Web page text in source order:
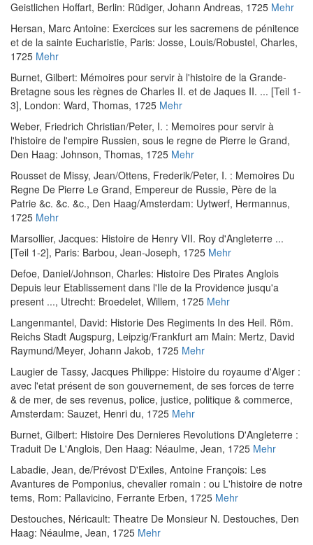
Geistlichen Hoffart, Berlin: Rüdiger, Johann Andreas, 1725 Mehr
Hersan, Marc Antoine: Exercices sur les sacremens de pénitence
et de la sainte Eucharistie, Paris: Josse, Louis/Robustel, Charles,
1725 Mehr
Burnet, Gilbert: Mémoires pour servir à l'histoire de la Grande-
Bretagne sous les règnes de Charles II. et de Jaques II. ... [Teil 1-
3], London: Ward, Thomas, 1725 Mehr
Weber, Friedrich Christian/Peter, I. : Memoires pour servir à
l'histoire de l'empire Russien, sous le regne de Pierre le Grand,
Den Haag: Johnson, Thomas, 1725 Mehr
Rousset de Missy, Jean/Ottens, Frederik/Peter, I. : Memoires Du
Regne De Pierre Le Grand, Empereur de Russie, Père de la
Patrie &c. &c. &c., Den Haag/Amsterdam: Uytwerf, Hermannus,
1725 Mehr
Marsollier, Jacques: Histoire de Henry VII. Roy d'Angleterre ...
[Teil 1-2], Paris: Barbou, Jean-Joseph, 1725 Mehr
Defoe, Daniel/Johnson, Charles: Histoire Des Pirates Anglois
Depuis leur Etablissement dans l'Ile de la Providence jusqu'a
present ..., Utrecht: Broedelet, Willem, 1725 Mehr
Langenmantel, David: Historie Des Regiments In des Heil. Röm.
Reichs Stadt Augspurg, Leipzig/Frankfurt am Main: Mertz, David
Raymund/Meyer, Johann Jakob, 1725 Mehr
Laugier de Tassy, Jacques Philippe: Histoire du royaume d'Alger :
avec l'etat présent de son gouvernement, de ses forces de terre
& de mer, de ses revenus, police, justice, politique & commerce,
Amsterdam: Sauzet, Henri du, 1725 Mehr
Burnet, Gilbert: Histoire Des Dernieres Revolutions D'Angleterre :
Traduit De L'Anglois, Den Haag: Néaulme, Jean, 1725 Mehr
Labadie, Jean, de/Prévost D'Exiles, Antoine François: Les
Avantures de Pomponius, chevalier romain : ou L'histoire de notre
tems, Rom: Pallavicino, Ferrante Erben, 1725 Mehr
Destouches, Néricault: Theatre De Monsieur N. Destouches, Den
Haag: Néaulme, Jean, 1725 Mehr